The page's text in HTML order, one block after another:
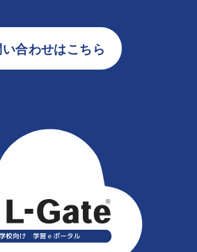
合わせはこちら